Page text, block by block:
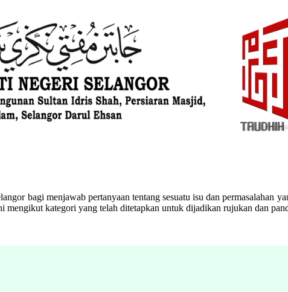
bagi menjawab pertanyaan tentang sesuatu isu dan permasalahan
kategori yang telah ditetapkan untuk dijadikan rujukan dan